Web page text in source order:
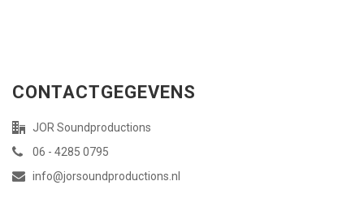
CONTACTGEGEVENS
JOR Soundproductions
06 - 4285 0795
info@jorsoundproductions.nl